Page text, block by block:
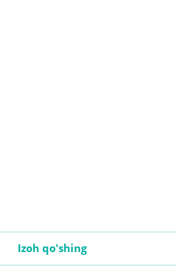
Izoh qo'shing